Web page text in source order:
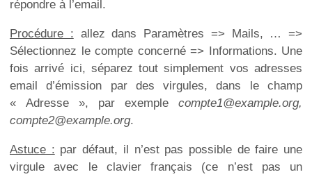
répondre à l’email.
Procédure : allez dans Paramètres => Mails, … =>
Sélectionnez le compte concerné => Informations. Une
fois arrivé ici, séparez tout simplement vos adresses
email d’émission par des virgules, dans le champ
« Adresse », par exemple compte1@example.org,
compte2@example.org.
Astuce : par défaut, il n’est pas possible de faire une
virgule avec le clavier français (ce n’est pas un